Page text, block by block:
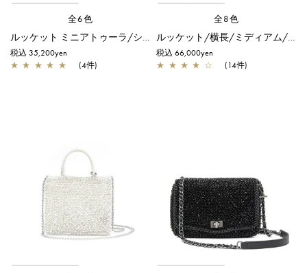
全6色
ルッケット ミニアトゥーラ/シャンパングリーン
税込 35,200yen
★ ★ ★ ★ ★ (4件)
全8色
ルッケット/横長/ミディアム/シルバー
税込 66,000yen
★ ★ ★ ★ ☆ (14件)